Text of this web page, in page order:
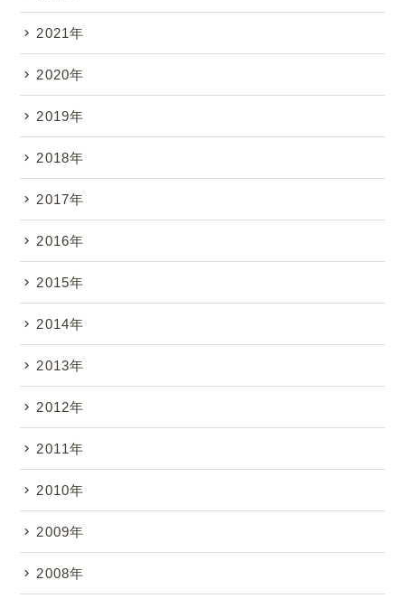
2021年
2020年
2019年
2018年
2017年
2016年
2015年
2014年
2013年
2012年
2011年
2010年
2009年
2008年